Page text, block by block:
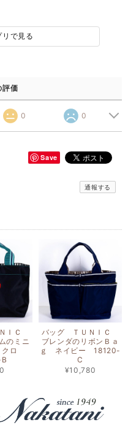
リで見る
評価
0 0
Save
通報する
ＩＣ
のミニ
クロ
バッグ ＴＵＮＩＣ
ブレンダのリボンＢａ
ｇ ネイビー 18120-
C
¥10,780